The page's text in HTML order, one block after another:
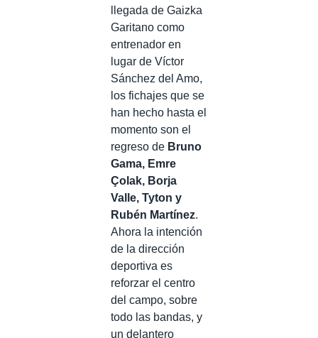
llegada de Gaizka
Garitano como
entrenador en
lugar de Víctor
Sánchez del Amo,
los fichajes que se
han hecho hasta el
momento son el
regreso de Bruno
Gama, Emre
Çolak, Borja
Valle, Tyton y
Rubén Martínez.
Ahora la intención
de la dirección
deportiva es
reforzar el centro
del campo, sobre
todo las bandas, y
un delantero